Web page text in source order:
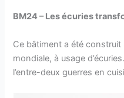
BM24 – Les écuries
Ce bâtiment a été construit
mondiale, à usage
l’entre-deux guerres en